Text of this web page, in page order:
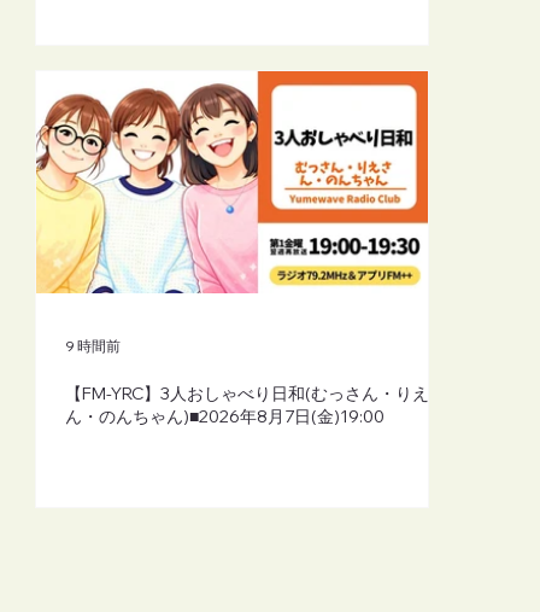
【FM-YRC】3人おしゃべり日和(むっさん・りえさ
ん・のんちゃん)■2026年8月7日(金)19:00
9 時間前